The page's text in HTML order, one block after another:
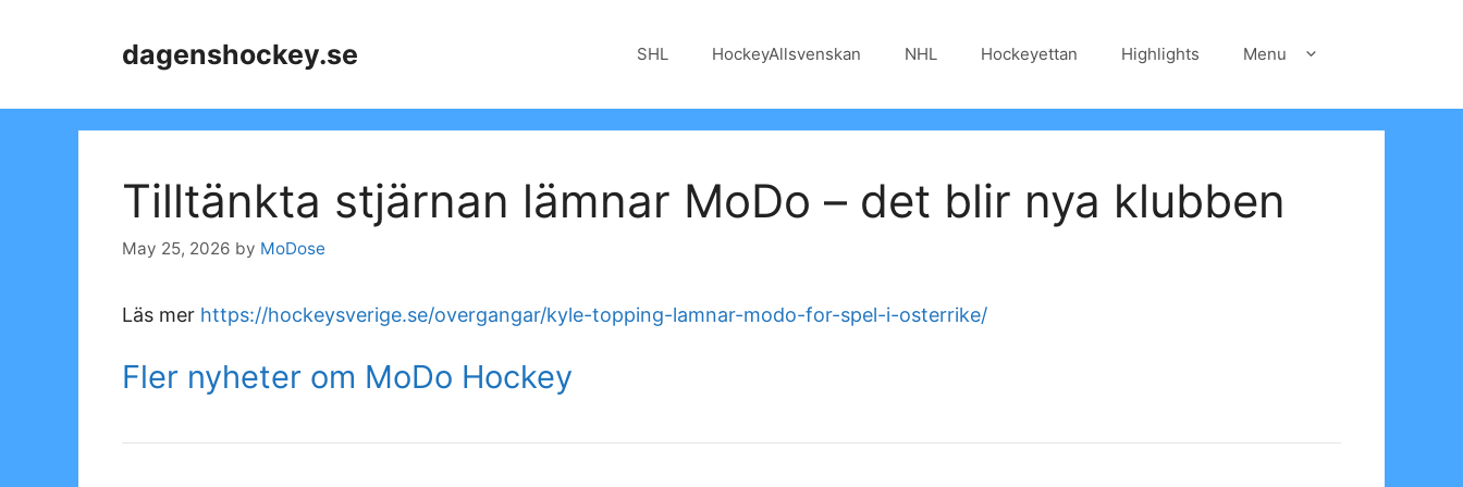
dagenshockey.se SHL HockeyAllsvenskan NHL Hockeyettan Highlights Menu
Tilltänkta stjärnan lämnar MoDo – det blir nya klubben
May 25, 2026 by MoDose
Läs mer https://hockeysverige.se/overgangar/kyle-topping-lamnar-modo-for-spel-i-osterrike/
Fler nyheter om MoDo Hockey